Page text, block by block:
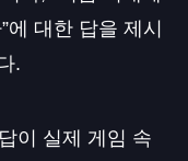
대한 답을 제시
.
이 실제 게임 속